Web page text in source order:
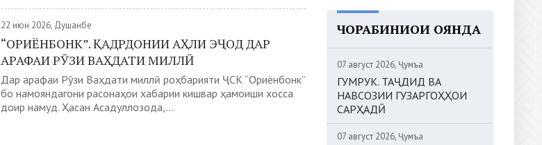
22 июн 2026, Душанбе
“ОРИЁНБОНК”. ҚАДРДОНИИ АҲЛИ ЭҶОД ДАР
АРАФАИ РӮЗИ ВАҲДАТИ МИЛЛӢ
Дар арафаи Рӯзи Ваҳдати миллӣ роҳбарияти ҶСК “Ориёнбонк”
бо намояндагони расонаҳои хабарии кишвар ҳамоиши хосса
доир намуд. Ҳасан Асадуллозода,...
ЧОРАБИНИҲОИ ОЯНДА
07 август 2026, Ҷумъа
ГУМРУК. ТАҶДИД ВА
НАВСОЗИИ ГУЗАРГОҲҲОИ
САРҲАДӢ
07 август 2026, Ҷумъа